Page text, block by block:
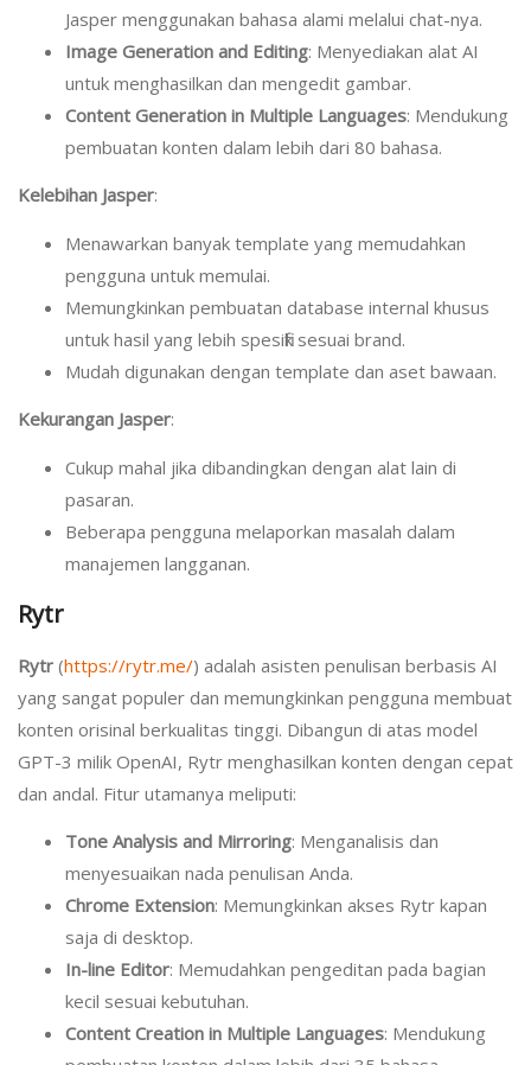
Jasper menggunakan bahasa alami melalui chat-nya.
Image Generation and Editing: Menyediakan alat AI
untuk menghasilkan dan mengedit gambar.
Content Generation in Multiple Languages: Mendukung
pembuatan konten dalam lebih dari 80 bahasa.
Kelebihan Jasper:
Menawarkan banyak template yang memudahkan
pengguna untuk memulai.
Memungkinkan pembuatan database internal khusus
untuk hasil yang lebih spesifik sesuai brand.
Mudah digunakan dengan template dan aset bawaan.
Kekurangan Jasper:
Cukup mahal jika dibandingkan dengan alat lain di
pasaran.
Beberapa pengguna melaporkan masalah dalam
manajemen langganan.
Rytr
Rytr (https://rytr.me/) adalah asisten penulisan berbasis AI
yang sangat populer dan memungkinkan pengguna membuat
konten orisinal berkualitas tinggi. Dibangun di atas model
GPT-3 milik OpenAI, Rytr menghasilkan konten dengan cepat
dan andal. Fitur utamanya meliputi:
Tone Analysis and Mirroring: Menganalisis dan
menyesuaikan nada penulisan Anda.
Chrome Extension: Memungkinkan akses Rytr kapan
saja di desktop.
In-line Editor: Memudahkan pengeditan pada bagian
kecil sesuai kebutuhan.
Content Creation in Multiple Languages: Mendukung